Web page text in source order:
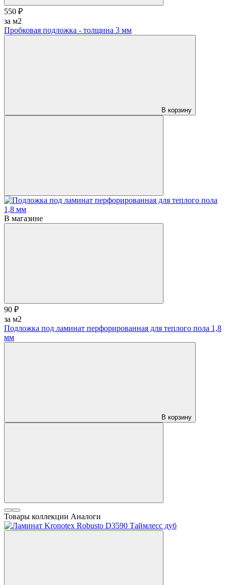
550 ₽
за м2
Пробковая подложка - толщина 3 мм
В корзину
В магазине
90 ₽
за м2
Подложка под ламинат перфорированная для теплого пола 1,8
мм
В корзину
Товары коллекции Аналоги